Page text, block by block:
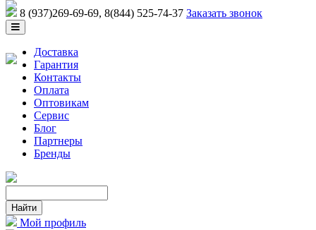
8 (937)269-69-69, 8(844) 525-74-37 Заказать звонок
Доставка
Гарантия
Контакты
Оплата
Оптовикам
Сервис
Блог
Партнеры
Бренды
Мой профиль